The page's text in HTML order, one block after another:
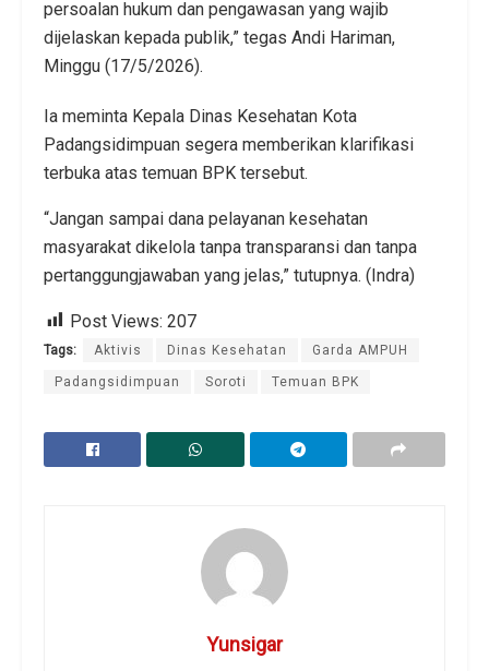
persoalan hukum dan pengawasan yang wajib
dijelaskan kepada publik,” tegas Andi Hariman,
Minggu (17/5/2026).
Ia meminta Kepala Dinas Kesehatan Kota
Padangsidimpuan segera memberikan klarifikasi
terbuka atas temuan BPK tersebut.
“Jangan sampai dana pelayanan kesehatan
masyarakat dikelola tanpa transparansi dan tanpa
pertanggungjawaban yang jelas,” tutupnya. (Indra)
Post Views: 207
Tags: Aktivis Dinas Kesehatan Garda AMPUH
Padangsidimpuan Soroti Temuan BPK
Yunsigar